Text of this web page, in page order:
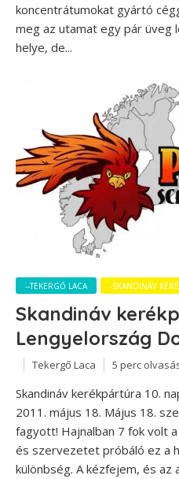
koncentrátumokat gyártó
meg az utamat egy pár üveg
helye, de...
--TEKERGŐ LACA -SKANDINÁV
Skandináv
Lengyelország
Tekergő Laca 5 perc
Skandináv kerékpártúra 10.
2011. május 18. Május 18.
fagyott! Hajnalban 7 fok volt
és szervezetet próbáló ez a
különbség. A kézfejem, és